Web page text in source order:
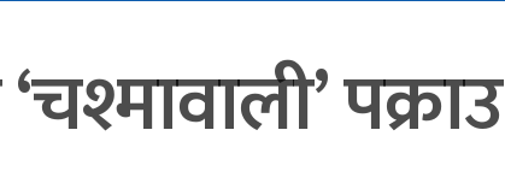
पक्राउ